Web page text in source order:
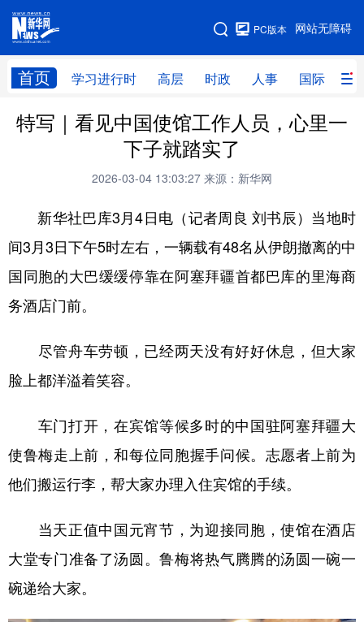
网站无障碍
PC版本
首页 学习进行时 高层 时政 人事 国际 财
网站地图
学习进行时 高层 时政 人事
财经 网评
科技 科创 量子 体育
文化 书画 健康 军事
食品 人居 信息化 数字经济
城市 旅游 能源 会展
彩票 娱乐 时尚 悦读
文化产业
地方频道
特写｜看见中国使馆工作人员，心里一
下子就踏实了
2026-03-04 13:03:27 来源：新华网
新华社巴库3月4日电（记者周良 刘书辰）当地时
间3月3日下午5时左右，一辆载有48名从伊朗撤离的中
国同胞的大巴缓缓停靠在阿塞拜疆首都巴库的里海商
务酒店门前。
尽管舟车劳顿，已经两天没有好好休息，但大家
脸上都洋溢着笑容。
车门打开，在宾馆等候多时的中国驻阿塞拜疆大
使鲁梅走上前，和每位同胞握手问候。志愿者上前为
他们搬运行李，帮大家办理入住宾馆的手续。
当天正值中国元宵节，为迎接同胞，使馆在酒店
大堂专门准备了汤圆。鲁梅将热气腾腾的汤圆一碗一
碗递给大家。